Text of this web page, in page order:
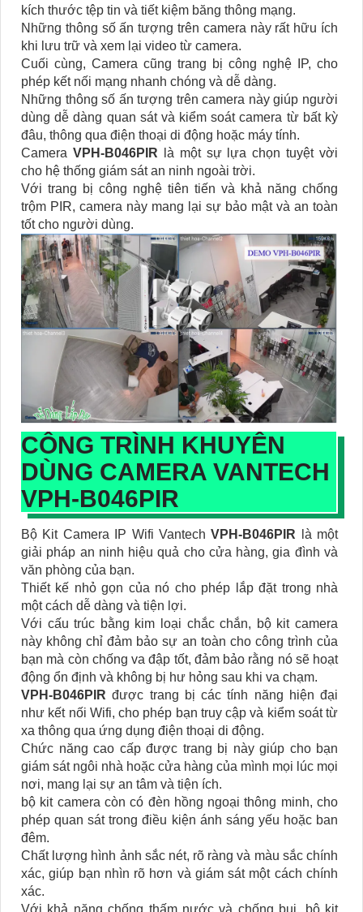
kích thước tệp tin và tiết kiệm băng thông mạng.
Những thông số ấn tượng trên camera này rất hữu ích
khi lưu trữ và xem lại video từ camera.
Cuối cùng, Camera cũng trang bị công nghệ IP, cho
phép kết nối mạng nhanh chóng và dễ dàng.
Những thông số ấn tượng trên camera này giúp người
dùng dễ dàng quan sát và kiểm soát camera từ bất kỳ
đâu, thông qua điện thoại di động hoặc máy tính.
Camera VPH-B046PIR là một sự lựa chọn tuyệt vời
cho hệ thống giám sát an ninh ngoài trời.
Với trang bị công nghệ tiên tiến và khả năng chống
trộm PIR, camera này mang lại sự bảo mật và an toàn
tốt cho người dùng.
CÔNG TRÌNH KHUYÊN
DÙNG CAMERA VANTECH
VPH-B046PIR
Bộ Kit Camera IP Wifi VantechVPH-B046PIR là một
giải pháp an ninh hiệu quả cho cửa hàng, gia đình và
văn phòng của bạn.
Thiết kế nhỏ gọn của nó cho phép lắp đặt trong nhà
một cách dễ dàng và tiện lợi.
Với cấu trúc bằng kim loại chắc chắn, bộ kit camera
này không chỉ đảm bảo sự an toàn cho công trình của
bạn mà còn chống va đập tốt, đảm bảo rằng nó sẽ hoạt
động ổn định và không bị hư hỏng sau khi va chạm.
VPH-B046PIR được trang bị các tính năng hiện đại
như kết nối Wifi, cho phép bạn truy cập và kiểm soát từ
xa thông qua ứng dụng điện thoại di động.
Chức năng cao cấp được trang bị này giúp cho bạn
giám sát ngôi nhà hoặc cửa hàng của mình mọi lúc mọi
nơi, mang lại sự an tâm và tiện ích.
bộ kit camera còn có đèn hồng ngoại thông minh, cho
phép quan sát trong điều kiện ánh sáng yếu hoặc ban
đêm.
Chất lượng hình ảnh sắc nét, rõ ràng và màu sắc chính
xác, giúp bạn nhìn rõ hơn và giám sát một cách chính
xác.